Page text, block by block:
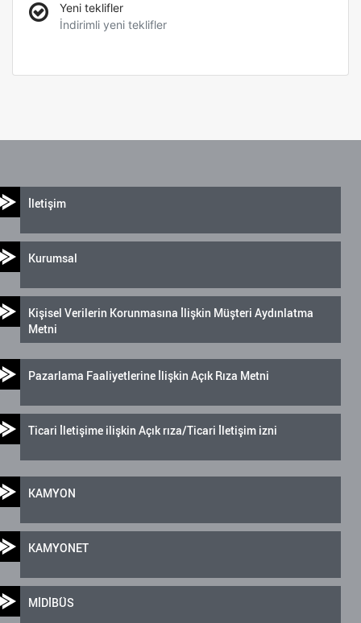
Yeni teklifler
İndirimli yeni teklifler
İletişim
Kurumsal
Kişisel Verilerin Korunmasına İlişkin Müşteri Aydınlatma
Metni
Pazarlama Faaliyetlerine İlişkin Açık Rıza Metni
Ticari İletişime ilişkin Açık rıza/Ticari İletişim izni
KAMYON
KAMYONET
MİDİBÜS